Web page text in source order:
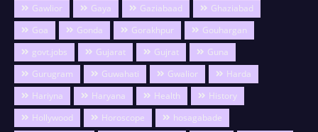
Gawlior
Gaya Gaziabaad
Ghaziabad
Goa
Gonda Gorakhpur
Gouhargan
govt.jobs
Gujarat Gujrat
Guna
Gurugram
Guwahati Gwalior
Harda
Hariyna
Haryana Health
History
Hollywood
Horoscope
hosagabade